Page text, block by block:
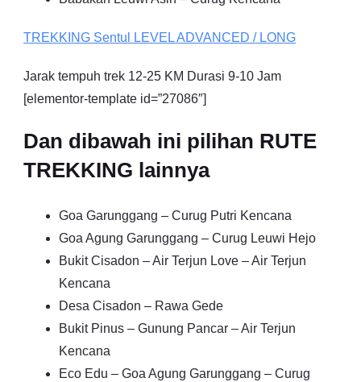
TREKKING Sentul LEVEL ADVANCED / LONG
Jarak tempuh trek 12-25 KM Durasi 9-10 Jam
[elementor-template id=”27086″]
Dan dibawah ini pilihan RUTE
TREKKING lainnya
Goa Garunggang – Curug Putri Kencana
Goa Agung Garunggang – Curug Leuwi Hejo
Bukit Cisadon – Air Terjun Love – Air Terjun
Kencana
Desa Cisadon – Rawa Gede
Bukit Pinus – Gunung Pancar – Air Terjun
Kencana
Eco Edu – Goa Agung Garunggang – Curug